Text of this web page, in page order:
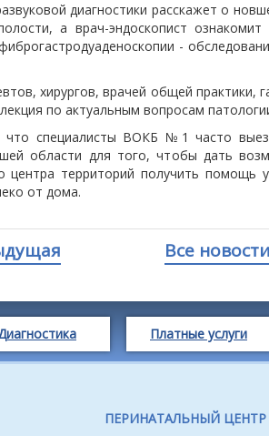
диагностики расскажет о
а врач-эндоскопист
-
хирургов, врачей общей практики,
по актуальным вопросам
что специалисты ВОКБ №1 часто
области для того, чтобы дать
центра территорий получить помощь
от дома.
Все новости
Платные услуги
ПЕРИНАТАЛЬНЫЙ ЦЕНТР